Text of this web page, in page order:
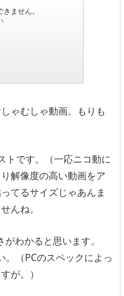
ゃむしゃ動画。もりも
トです。（一応ニコ動に
解像度の高い動画をア
てるサイズじゃあんま
んね。
わかると思います。
（PCのスペックによっ
が。）